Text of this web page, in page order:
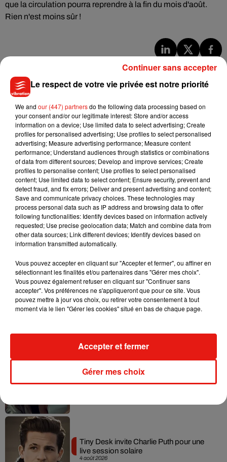
que la circulation pourra reprendre à la fin du mois d'août.
Rien n'est moins sûr !
7 août 2026
Julien Lieb s’essaye à la vie de chatelain
dans son nouveau clip
7 août 2026
Madonna sort enfin le remix de « Love
Sensation » avec Kylie Minogue
Tayc et Didi B dévoilent le single le plus
dansant de l’année
Angèle et Amélie Lens dévoilent leur
Benny Blanco invite Selena Gomez et
Becky G sur son nouveau single
4 août 2026
Tiny Desk invite Charlie Puth pour une
live session solaire
Le respect de votre vie privée est notre priorité
We and our (447) partnersdo the following data processing based on
your consent and/or our legitimate interest: Store and/or access
information on a device; Use limited data to select advertising; Create
profiles for personalised advertising; Use profiles to select personalised
advertising; Measure advertising performance; Measure content
performance; Understand audiences through statistics or combinations
of data from different sources; Develop and improve services; Create
profiles to personalise content; Use profiles to select personalised
content; Use limited data to select content; Ensure security, prevent and
detect fraud, and fix errors; Deliver and present advertising and content;
Save and communicate privacy choices. These technologies may
process personal data such as IP address and browsing data to offer
following functionalities: Identify devices based on information actively
requested; Use precise geolocation data; Match and combine data from
other data sources; Link different devices; Identify devices based on
information transmitted automatically.
Vous pouvez accepter en cliquant sur "Accepter et fermer", ou affiner en
sélectionnant les finalités et/ou partenaires dans "Gérer mes choix".
Vous pouvez également refuser en cliquant sur "Continuer sans
accepter". Vos préférences ne s'appliqueront que pour ce site. Vous
pouvez mettre à jour vos choix, ou retirer votre consentement à tout
moment via le lien "Gérer les cookies" situé en bas de chaque page.
Gérer mes choix
Accepter et fermer
Continuer sans accepter